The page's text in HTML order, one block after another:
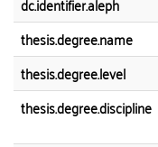
thesis.degree.name
thesis.degree.level
thesis.degree.discipline